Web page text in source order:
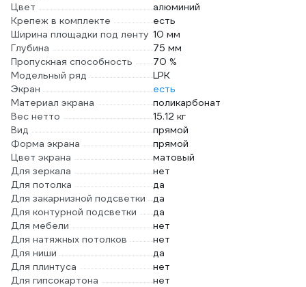
Цвет
алюминий
Крепеж в комплекте
есть
Ширина площадки под ленту 10 мм
Глубина
75 мм
Пропускная способность
70 %
Модельный ряд
LPK
Экран
есть
Материал экрана
поликарбонат
Вес нетто
15.12 кг
Вид
прямой
Форма экрана
прямой
Цвет экрана
матовый
Для зеркала
нет
Для потолка
да
Для закарнизной подсветки
да
Для контурной подсветки
да
Для мебели
нет
Для натяжных потолков
нет
Для ниши
да
Для плинтуса
нет
Для гипсокартона
нет